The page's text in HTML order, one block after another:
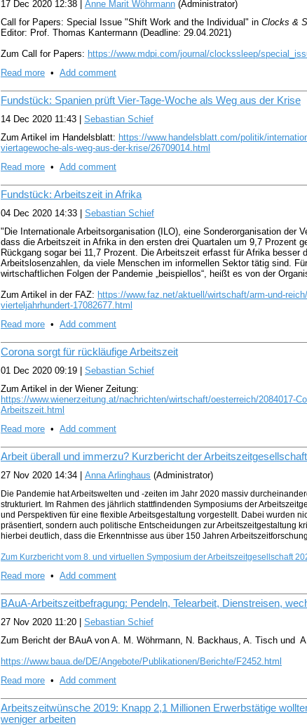
17 Dec 2020 12:38 Anne Marit Wöhrmann (Administrator)
Call for Papers: Special Issue "Shift Work and the Individual" in Clocks &
Editor: Prof. Thomas Kantermann (Deadline: 29.04.2021)
Zum Call for Papers: https://www.mdpi.com/journal/clockssleep/
Read more • Add comment
Fundstück: Spanien prüft Vier-Tage-Woche als Weg aus der Krise
14 Dec 2020 11:43
Sebastian Schief
Zum Artikel im Handelsblatt: https://www.handelsblatt.com/politik/
viertagewoche-als-weg-aus-der-krise/26709014.html
Read more • Add comment
Fundstück: Arbeitszeit in Afrika
04 Dec 2020 14:33
Sebastian Schief
"Die Internationale Arbeitsorganisation (ILO), eine Sonderorganisation der
dass die Arbeitszeit in Afrika in den ersten drei Quartalen um 9,7 Prozent
Rückgang sogar bei 11,7 Prozent. Die Arbeitszeit erfasst für Afrika besser
Arbeitslosenzahlen, da viele Menschen im informellen Sektor tätig sind.
wirtschaftlichen Folgen der Pandemie „beispiellos“, heißt es von der
Zum Artikel in der FAZ: https://www.faz.net/aktuell/wirtschaft/arm-und-
vierteljahrhundert-17082677.html
Read more • Add comment
Corona sorgt für rückläufige Arbeitszeit
01 Dec 2020 09:19
Sebastian Schief
Zum Artikel in der Wiener Zeitung:
https://www.wienerzeitung.at/nachrichten/wirtschaft/oesterreich/2084017-
Arbeitszeit.html
Read more • Add comment
Arbeit überall und immerzu? Kurzbericht der
27 Nov 2020 14:34 Anna Arlinghaus (Administrator)
Die Pandemie hat Arbeitswelten und -zeiten im Jahr 2020 massiv
strukturiert. Im Rahmen des jährlich stattfindenden Symposiums der
und Perspektiven für eine flexible Arbeitsgestaltung vorgestellt. Dabei wurden
präsentiert, sondern auch politische Entscheidungen zur Arbeitszeitgestaltung
hierbei deutlich, dass die Erkenntnisse aus über 150 Jahren
Zum Kurzbericht vom 8. und virtuellen Symposium der Arbeitszeitgesellschaft
Read more • Add comment
BAuA-Arbeitszeit­befragung: Pendeln, Tele­arbeit, Dienst­reisen,
27 Nov 2020 11:20
Sebastian Schief
Zum Bericht der BAuA von A. M. Wöhrmann, N. Backhaus, A. Tisch und
https://www.baua.de/DE/Angebote/Publikationen/Berichte/F2452.html
Read more • Add comment
Arbeitszeitwünsche 2019: Knapp 2,1 Millionen Erwerbstätige
weniger arbeiten